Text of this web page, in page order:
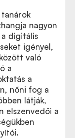
nagyon
digitális
igényel,
való
a
a
nőni fog a
látják,
elszenvedői a